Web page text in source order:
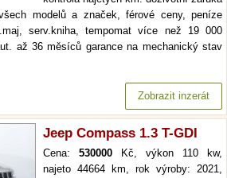
modelů a značek, férové ceny, peníze
serv.kniha, tempomat více než 19 000
až 36 měsíců garance na mechanický stav
Zobrazit inzerát
Jeep Compass 1.3 T-GDI
Cena: 530000 Kč, výkon 110 kw,
najeto 44664 km, rok výroby: 2021,